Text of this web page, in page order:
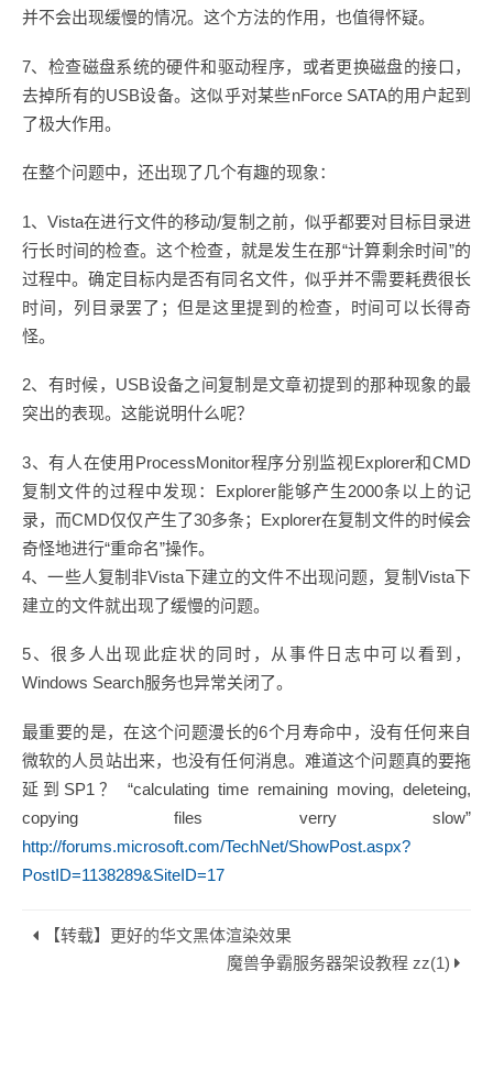
并不会出现缓慢的情况。这个方法的作用，也值得怀疑。
7、检查磁盘系统的硬件和驱动程序，或者更换磁盘的接口，
去掉所有的USB设备。这似乎对某些nForce SATA的用户起到
了极大作用。
在整个问题中，还出现了几个有趣的现象：
1、Vista在进行文件的移动/复制之前，似乎都要对目标目录进
行长时间的检查。这个检查，就是发生在那“计算剩余时间”的
过程中。确定目标内是否有同名文件，似乎并不需要耗费很长
时间，列目录罢了；但是这里提到的检查，时间可以长得奇
怪。
2、有时候，USB设备之间复制是文章初提到的那种现象的最
突出的表现。这能说明什么呢？
3、有人在使用ProcessMonitor程序分别监视Explorer和CMD
复制文件的过程中发现：Explorer能够产生2000条以上的记
录，而CMD仅仅产生了30多条；Explorer在复制文件的时候会
奇怪地进行“重命名”操作。
4、一些人复制非Vista下建立的文件不出现问题，复制Vista下
建立的文件就出现了缓慢的问题。
5、很多人出现此症状的同时，从事件日志中可以看到，
Windows Search服务也异常关闭了。
最重要的是，在这个问题漫长的6个月寿命中，没有任何来自
微软的人员站出来，也没有任何消息。难道这个问题真的要拖
延到SP1？“calculating time remaining moving, deleteing,
copying files verry slow”
http://forums.microsoft.com/TechNet/ShowPost.aspx?
PostID=1138289&SiteID=17
【转载】更好的华文黑体渲染效果
魔兽争霸服务器架设教程 zz(1)